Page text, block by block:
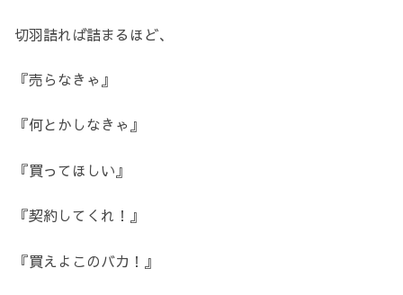
切羽詰れば詰まるほど、
『売らなきゃ』
『何とかしなきゃ』
『買ってほしい』
『契約してくれ！』
『買えよこのバカ！』